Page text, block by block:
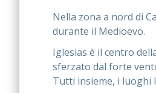
Nella zona a nord di
durante il Medioevo.
Iglesias è il centro
sferzato dal forte
Tutti insieme, i luoghi